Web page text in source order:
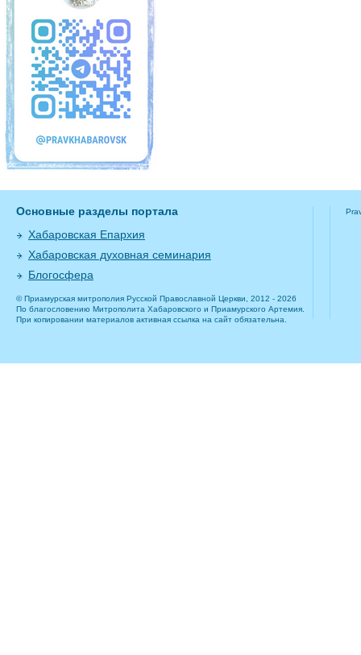
Основные разделы портала
Хабаровская Епархия
Хабаровская духовная семинария
Блогосфера
© Приамурская митрополия Русской Православной Церкви, 2012 - 2026
По благословению Митрополита Хабаровского и Приамурского Артемия.
При копировании материалов активная ссылка на сайт обязательна.